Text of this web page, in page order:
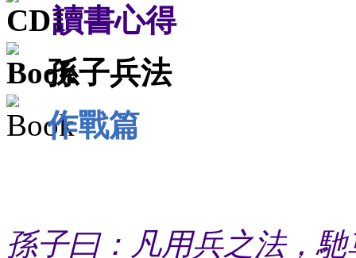
讀書心得
孫子兵法
作戰篇
孫子曰：凡用兵之法，